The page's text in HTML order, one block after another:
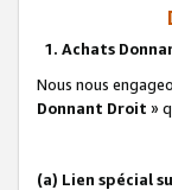
1. Achats
Nous nous
Donnant Droit »
(a) Lien spécial